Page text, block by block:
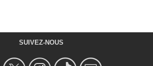
SUIVEZ-NOUS